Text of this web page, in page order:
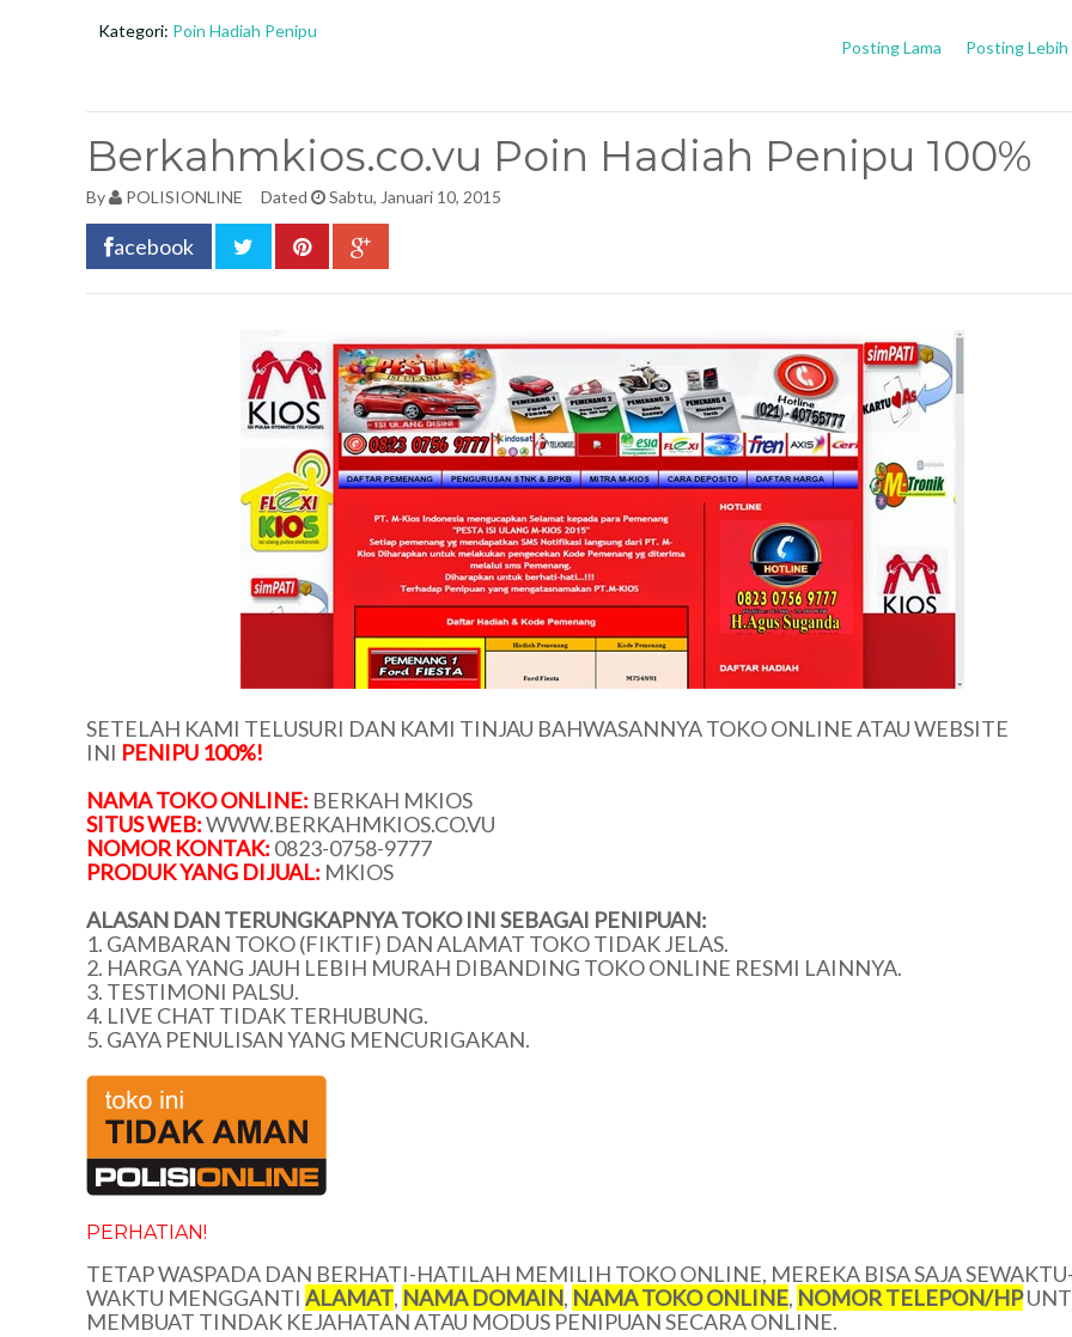
Kategori: Poin Hadiah Penipu
Posting Lebih
Posting Lama
Berkahmkios.co.vu Poin Hadiah Penipu 100%
By POLISIONLINE Dated Sabtu, Januari 10, 2015
acebook
SETELAH KAMI TELUSURI DAN KAMI TINJAU BAHWASANNYA TOKO ONLINE ATAU WEBSITE
INI PENIPU 100%!
NAMA TOKO ONLINE: BERKAH MKIOS
SITUS WEB:WWW.BERKAHMKIOS.CO.VU
NOMOR KONTAK: 0823-0758-9777
PRODUK YANG DIJUAL: MKIOS
ALASAN DAN TERUNGKAPNYA TOKO INI SEBAGAI PENIPUAN:
1. GAMBARAN TOKO (FIKTIF) DAN ALAMAT TOKO TIDAK JELAS.
2. HARGA YANG JAUH LEBIH MURAH DIBANDING TOKO ONLINE RESMI LAINNYA.
3. TESTIMONI PALSU.
4. LIVE CHAT TIDAK TERHUBUNG.
5. GAYA PENULISAN YANG MENCURIGAKAN.
PERHATIAN!
TETAP WASPADA DAN BERHATI-HATILAH MEMILIH TOKO ONLINE, MEREKA BISA SAJA
WAKTU MENGGANTI ALAMAT, NAMA DOMAIN, NAMA TOKO ONLINE, NOMOR TELEPON/HP
MEMBUAT TINDAK KEJAHATAN ATAU MODUS PENIPUAN SECARA ONLINE.